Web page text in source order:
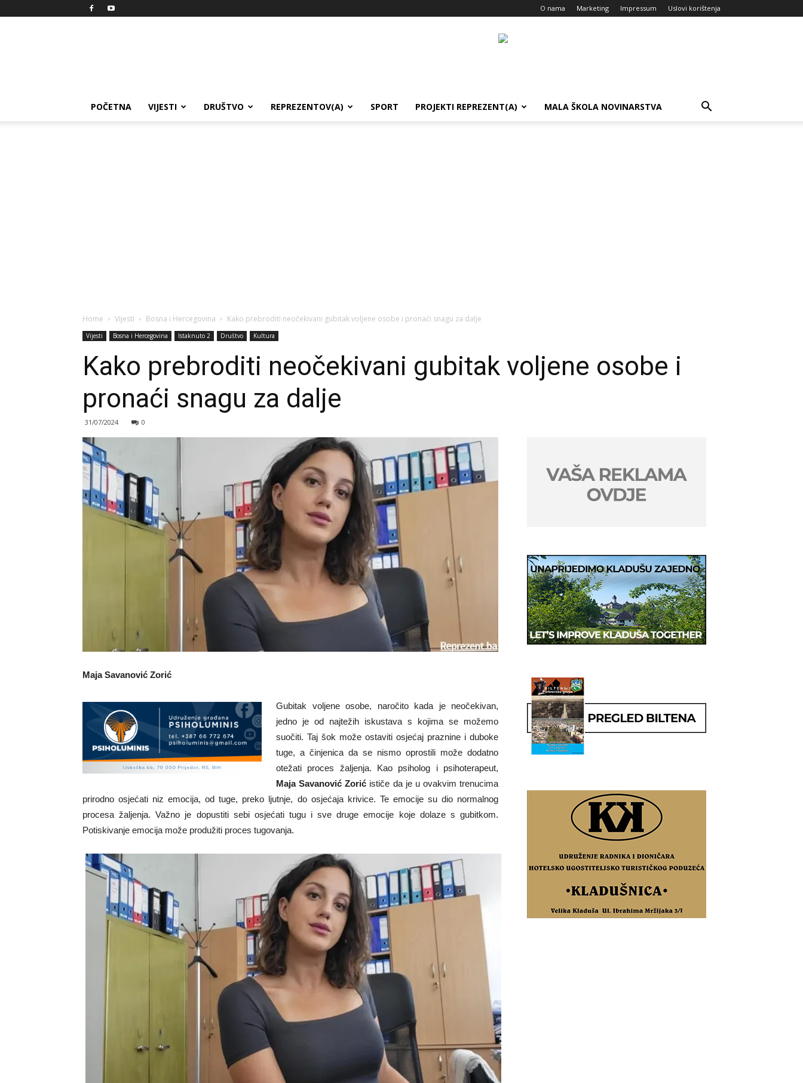
O nama Marketing Impressum Uslovi korištenja
POČETNA VIJESTI DRUŠTVO REPREZENTOV(A) SPORT PROJEKTI REPREZENT(A) MALA ŠKOLA NOVINARSTVA
Home Vijesti Bosna i Hercegovina Kako prebroditi neočekivani gubitak voljene osobe i pronaći snagu za dalje
Vijesti Bosna i Hercegovina Istaknuto 2 Društvo Kultura
Kako prebroditi neočekivani gubitak voljene osobe i
pronaći snagu za dalje
31/07/2024 0
Maja Savanović Zorić
Gubitak voljene osobe, naročito kada je neočekivan,
jedno je od najtežih iskustava s kojima se možemo
suočiti. Taj šok može ostaviti osјećaj praznine i duboke
tuge, a činjenica da se nismo oprostili može dodatno
otežati proces žaljenja. Kao psiholog i psihoterapeut,
Maja Savanović Zorić ističe da je u ovakvim trenucima
prirodno osјećati niz emocija, od tuge, preko ljutnje, do osјećaja krivice. Te emocije su dio normalnog
procesa žaljenja. Važno je dopustiti sebi osjećati tugu i sve druge emocije koje dolaze s gubitkom.
Potiskivanje emocija može produžiti proces tugovanja.